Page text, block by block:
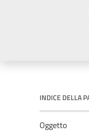
INDICE DELLA
Oggetto